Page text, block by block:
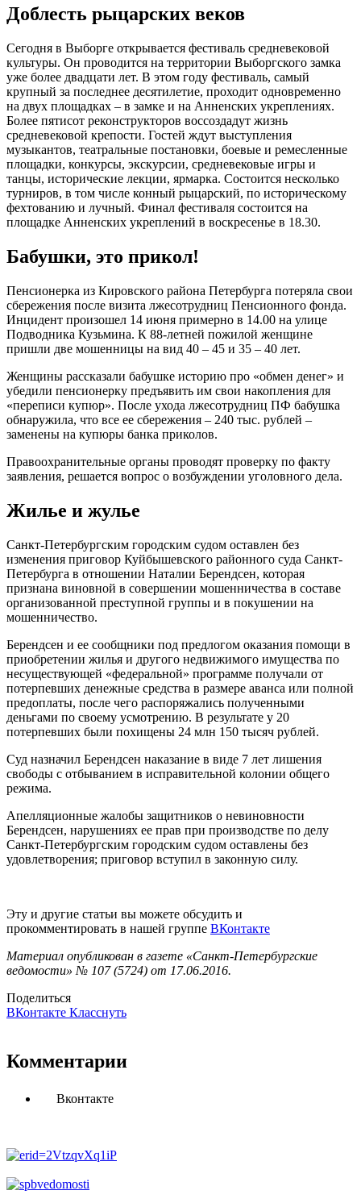
Доблесть рыцарских веков
Сегодня в Выборге открывается фестиваль средневековой
культуры. Он проводится на территории Выборгского замка
уже более двадцати лет. В этом году фестиваль, самый
крупный за последнее десятилетие, проходит одновременно
на двух площадках – в замке и на Анненских укреплениях.
Более пятисот реконструкторов воссоздадут жизнь
средневековой крепости. Гостей ждут выступления
музыкантов, театральные постановки, боевые и ремесленные
площадки, конкурсы, экскурсии, средневековые игры и
танцы, исторические лекции, ярмарка. Состоится несколько
турниров, в том числе конный рыцарский, по историческому
фехтованию и лучный. Финал фестиваля состоится на
площадке Анненских укреплений в воскресенье в 18.30.
Бабушки, это прикол!
Пенсионерка из Кировского района Петербурга потеряла свои
сбережения после визита лжесотрудниц Пенсионного фонда.
Инцидент произошел 14 июня примерно в 14.00 на улице
Подводника Кузьмина. К 88-летней пожилой женщине
пришли две мошенницы на вид 40 – 45 и 35 – 40 лет.
Женщины рассказали бабушке историю про «обмен денег» и
убедили пенсионерку предъявить им свои накопления для
«переписи купюр». После ухода лжесотрудниц ПФ бабушка
обнаружила, что все ее сбережения – 240 тыс. рублей –
заменены на купюры банка приколов.
Правоохранительные органы проводят проверку по факту
заявления, решается вопрос о возбуждении уголовного дела.
Жилье и жулье
Санкт-Петербургским городским судом оставлен без
изменения приговор Куйбышевского районного суда Санкт-
Петербурга в отношении Наталии Берендсен, которая
признана виновной в совершении мошенничества в составе
организованной преступной группы и в покушении на
мошенничество.
Берендсен и ее сообщники под предлогом оказания помощи в
приобретении жилья и другого недвижимого имущества по
несуществующей «федеральной» программе получали от
потерпевших денежные средства в размере аванса или полной
предоплаты, после чего распоряжались полученными
деньгами по своему усмотрению. В результате у 20
потерпевших были похищены 24 млн 150 тысяч рублей.
Суд назначил Берендсен наказание в виде 7 лет лишения
свободы с отбыванием в исправительной колонии общего
режима.
Апелляционные жалобы защитников о невиновности
Берендсен, нарушениях ее прав при производстве по делу
Санкт-Петербургским городским судом оставлены без
удовлетворения; приговор вступил в законную силу.
Эту и другие статьи вы можете обсудить и
прокомментировать в нашей группе ВКонтакте
Материал опубликован в газете «Санкт-Петербургские
ведомости» № 107 (5724) от 17.06.2016.
Поделиться
ВКонтакте Класснуть
Комментарии
Вконтакте